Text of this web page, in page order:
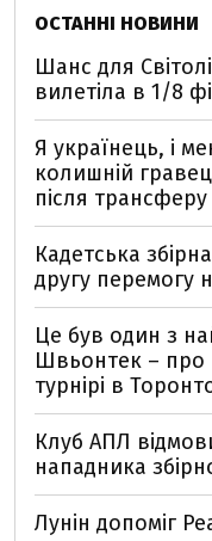
ОСТАННІ НОВИНИ
Шанс для
вилетіла в 1/8
Я українець, і
колишній
після
Кадетська
другу перемогу
Це був один з
Швьонтек – про
турнірі в
Клуб АПЛ
нападника
Лунін допоміг